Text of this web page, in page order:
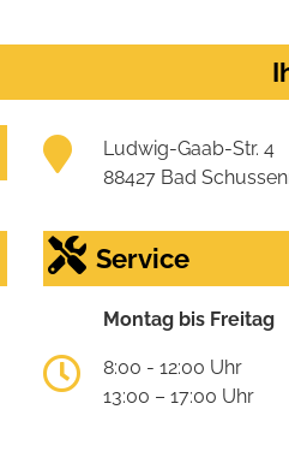
Ludwig-Gaab-Str. 4
88427 Bad
Service
Montag bis Freitag
8:00 - 12:00 Uhr
13:00 – 17:00 Uhr